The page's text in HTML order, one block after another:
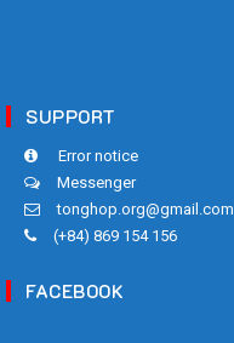
SUPPORT
Error notice
Messenger
tonghop.org@gmail.com
(+84) 869 154 156
FACEBOOK